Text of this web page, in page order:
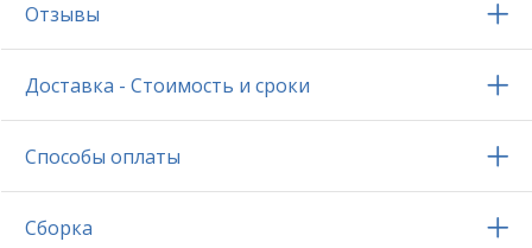
Отзывы
Доставка - Стоимость и сроки
Способы оплаты
Сборка